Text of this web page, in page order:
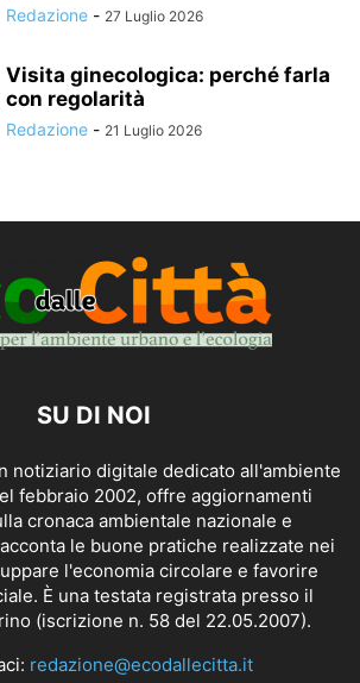
Redazione - 27 Luglio 2026
Visita ginecologica: perché farla
con regolarità
Redazione - 21 Luglio 2026
SU DI NOI
notiziario digitale dedicato all'ambiente
febbraio 2002, offre aggiornamenti
cronaca ambientale nazionale e
le buone pratiche realizzate nei
l'economia circolare e favorire
È una testata registrata presso il
(iscrizione n. 58 del 22.05.2007).
redazione@ecodallecitta.it